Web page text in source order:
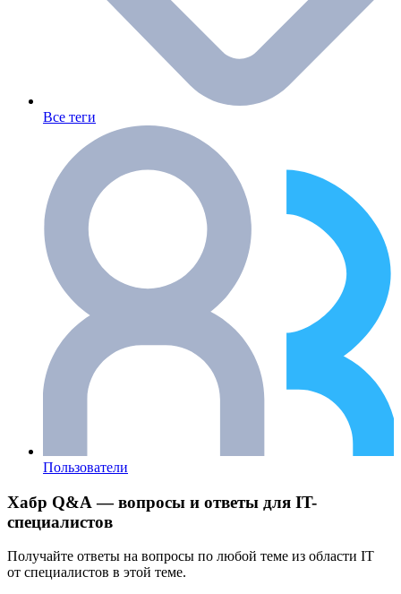
Все теги
Пользователи
Хабр Q&A — вопросы и ответы для IT-
специалистов
Получайте ответы на вопросы по любой теме из области IT
от специалистов в этой теме.